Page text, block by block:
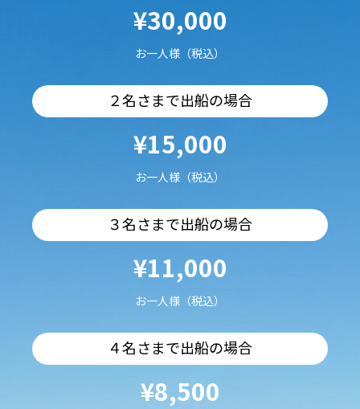
¥30,000
お一人様（税込）
２名さまで出船の場合
¥15,000
お一人様（税込）
３名さまで出船の場合
¥11,000
お一人様（税込）
４名さまで出船の場合
¥8,500